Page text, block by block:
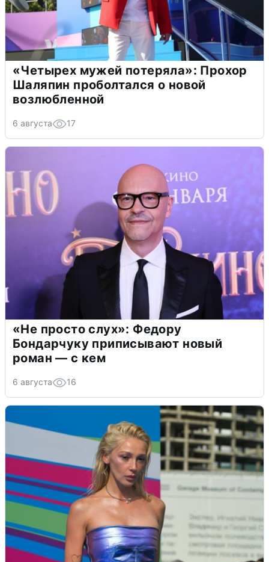
«Четырех мужей потеряла»: Прохор
Шаляпин проболтался о новой
возлюбленной
6 августа 17
«Не просто слух»: Федору
Бондарчуку приписывают новый
роман — с кем
6 августа 16